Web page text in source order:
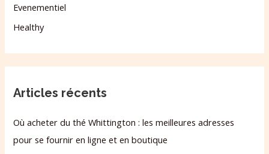
Evenementiel
Healthy
Articles récents
Où acheter du thé Whittington : les meilleures adresses
pour se fournir en ligne et en boutique